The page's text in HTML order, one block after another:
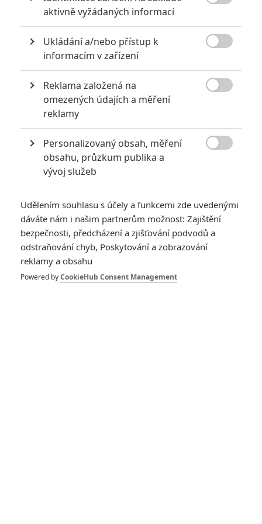
« Předchozí Další »
GALERIE
aktivně vyžádaných informací
Ukládání a/nebo přístup k
informacím v zařízení
Reklama založená na
omezených údajích a měření
reklamy
Personalizovaný obsah, měření
obsahu, průzkum publika a
vývoj služeb
Udělením souhlasu s účely a funkcemi zde uvedenými
dáváte nám i našim partnerům možnost: Zajištění
bezpečnosti, předcházení a zjišťování podvodů a
odstraňování chyb, Poskytování a zobrazování
reklamy a obsahu
Powered byCookieHub Consent Management